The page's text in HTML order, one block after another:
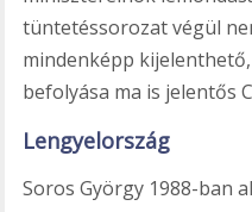
tüntetéssorozat végül
mindenképp
befolyása ma is jelentős
Lengyelország
Soros György 1988-ban